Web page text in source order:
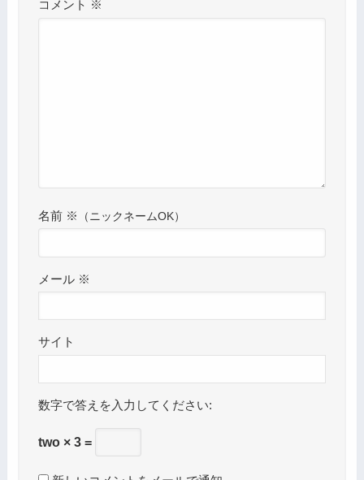
コメント ※
名前 ※
メール ※
サイト
数字で答えを入力してください:
two × 3 =